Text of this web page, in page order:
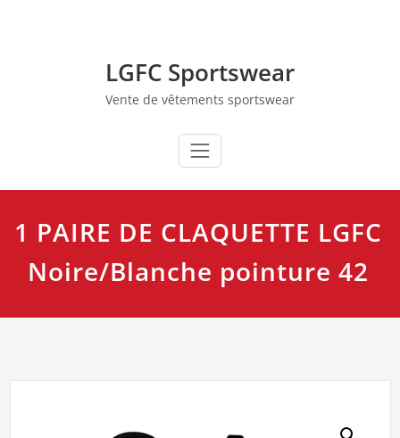
LGFC Sportswear
Vente de vêtements sportswear
1 PAIRE DE CLAQUETTE LGFC
Noire/Blanche pointure 42